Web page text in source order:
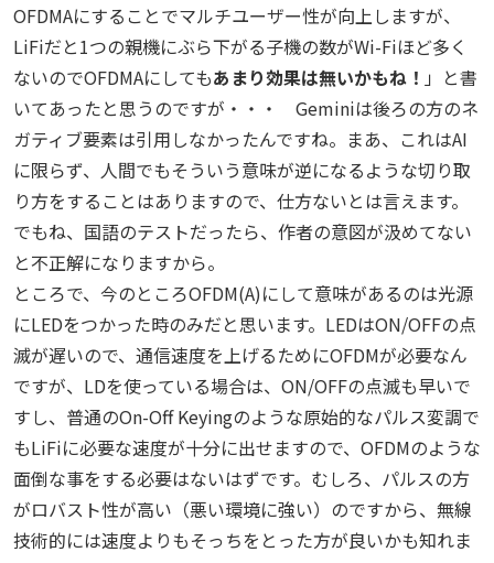
OFDMAにすることでマルチユーザー性が向上しますが、
LiFiだと1つの親機にぶら下がる子機の数がWi-Fiほど多く
ないのでOFDMAにしてもあまり効果は無いかもね！ 」と書
いてあったと思うのですが・・・ Geminiは後ろの方のネ
ガティブ要素は引用しなかったんですね。まあ、これはAI
に限らず、人間でもそういう意味が逆になるような切り取
り方をすることはありますので、仕方ないとは言えます。
でもね、国語のテストだったら、作者の意図が汲めてない
と不正解になりますから。
ところで、今のところOFDM(A)にして意味があるのは光源
にLEDをつかった時のみだと思います。LEDはON/OFFの点
滅が遅いので、通信速度を上げるためにOFDMが必要なん
ですが、LDを使っている場合は、ON/OFFの点滅も早いで
すし、普通のOn-Off Keyingのような原始的なパルス変調で
もLiFiに必要な速度が十分に出せますので、OFDMのような
面倒な事をする必要はないはずです。むしろ、パルスの方
がロバスト性が高い（悪い環境に強い）のですから、無線
技術的には速度よりもそっちをとった方が良いかも知れま